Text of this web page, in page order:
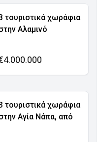
τουριστικά χωράφια
Αλαμινό
τουριστικά χωράφια
Αγία Νάπα, από